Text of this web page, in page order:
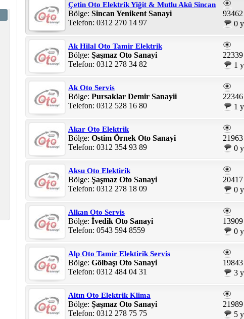
Çetin Oto Elektrik Yiğit & Mutlu Akü Sincan
Bölge: Sincan Yenikent Sanayi
Telefon: 0312 270 14 97
0
Ak Hilal Oto Tamir Elektrik
Bölge: Şaşmaz Oto Sanayi
Telefon: 0312 278 34 82
1
Ak Oto Servis
Bölge: Pursaklar Demir Sanayii
Telefon: 0312 528 16 80
1
Akar Oto Elektrik
Bölge: Ostim Örnek Oto Sanayi
Telefon: 0312 354 93 89
0
Aksu Oto Elektirik
Bölge: Şaşmaz Oto Sanayi
Telefon: 0312 278 18 09
0
Alkan Oto Servis
Bölge: İvedik Oto Sanayi
Telefon: 0543 594 8559
0
Alp Oto Tamir Elektirik Servis
Bölge: Gölbaşı Oto Sanayi
Telefon: 0312 484 04 31
3
Altın Oto Elektrik Klima
Bölge: Şaşmaz Oto Sanayi
Telefon: 0312 278 75 75
5